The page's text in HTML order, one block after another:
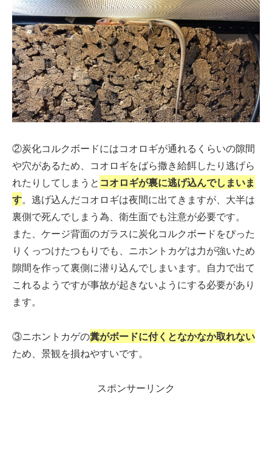
②炭化コルクボードにはコオロギが通れるくらいの隙間
や穴があるため、コオロギをばら撒き給餌したり逃げら
れたりしてしまうと コオロギが裏に逃げ込んでしまいま
す。逃げ込んだコオロギは夜間に出てきますが、大半は
裏側で死んでしまう為、衛生面でも注意が必要です。
また、ケージ背面のガラスに炭化コルクボードをぴった
りくっつけたつもりでも、ニホントカゲは力が強いため
隙間を作って裏側に潜り込んでしまいます。自力で出て
これるようですが事故が起きないようにする必要があり
ます。
③ニホントカゲの糞がボードに付くとなかなか取れない
ため、景観を損ねやすいです。
スポンサーリンク